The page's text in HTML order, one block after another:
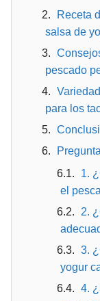
Receta
salsa de
pescado
para los
1.
el
2.
3.
yogur
4.